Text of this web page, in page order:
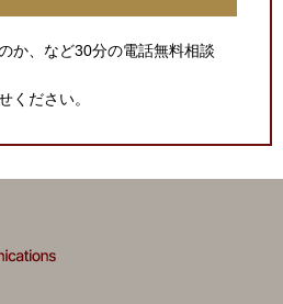
か、など30分の電話無料相談
ください。